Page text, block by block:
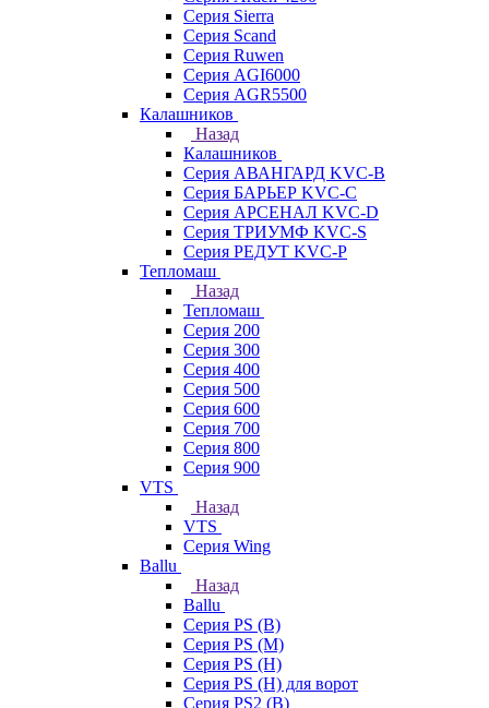
Серия Sierra
Серия Scand
Серия Ruwen
Серия AGI6000
Серия AGR5500
Калашников
Назад
Калашников
Серия АВАНГАРД KVC-B
Серия БАРЬЕР KVC-C
Серия АРСЕНАЛ KVC-D
Серия ТРИУМФ KVC-S
Серия РЕДУТ KVC-P
Тепломаш
Назад
Тепломаш
Серия 200
Серия 300
Серия 400
Серия 500
Серия 600
Серия 700
Серия 800
Серия 900
VTS
Назад
VTS
Серия Wing
Ballu
Назад
Ballu
Серия PS (B)
Серия PS (M)
Серия PS (H)
Серия PS (H) для ворот
Серия PS2 (B)